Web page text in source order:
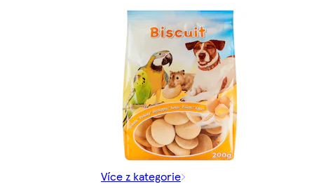
Více z kategorie